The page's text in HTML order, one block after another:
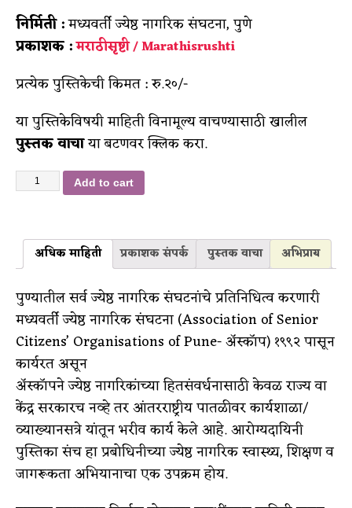
निर्मिती :मध्यवर्ती ज्येष्ठ नागरिक संघटना, पुणे
प्रकाशक :मराठीसृष्टी / Marathisrushti
प्रत्येक पुस्तिकेची किमत : रु.२०/-
या पुस्तिकेविषयी माहिती विनामूल्य वाचण्यासाठी खालील
पुस्तक वाचाया बटणवर क्लिक करा.
Add to cart
अधिक माहिती प्रकाशक संपर्क पुस्तक वाचा अभिप्राय
पुण्यातील सर्व ज्येष्ठ नागरिक संघटनांचे प्रतिनिधित्व करणारी
मध्यवर्ती ज्येष्ठ नागरिक संघटना (Association of Senior
Citizens’ Organisations of Pune- ॲस्कॉप) १९९२ पासून
कार्यरत असून
ॲस्कॉपने ज्येष्ठ नागरिकांच्या हितसंवर्धनासाठी केवळ राज्य वा
केंद्र सरकारच नव्हे तर आंतरराष्ट्रीय पातळीवर कार्यशाळा/
व्याख्यानसत्रे यांतून भरीव कार्य केले आहे. आरोग्यदायिनी
पुस्तिका संच हा प्रबोधिनीच्या ज्येष्ठ नागरिक स्वास्थ्य, शिक्षण व
जागरूकता अभियानाचा एक उपक्रम होय.